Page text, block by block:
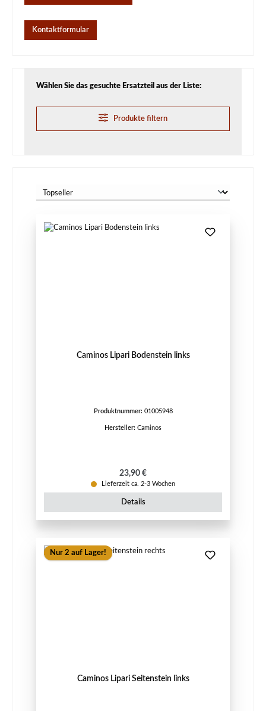
Kontaktformular
Wählen Sie das gesuchte Ersatzteil aus der Liste:
Produkte filtern
Caminos Lipari Bodenstein links
Produktnummer: 01005948
Hersteller: Caminos
Regulärer Preis:
23,90 €
Lieferzeit ca. 2-3 Wochen
Details
Nur 2 auf Lager!
Caminos Lipari Seitenstein links